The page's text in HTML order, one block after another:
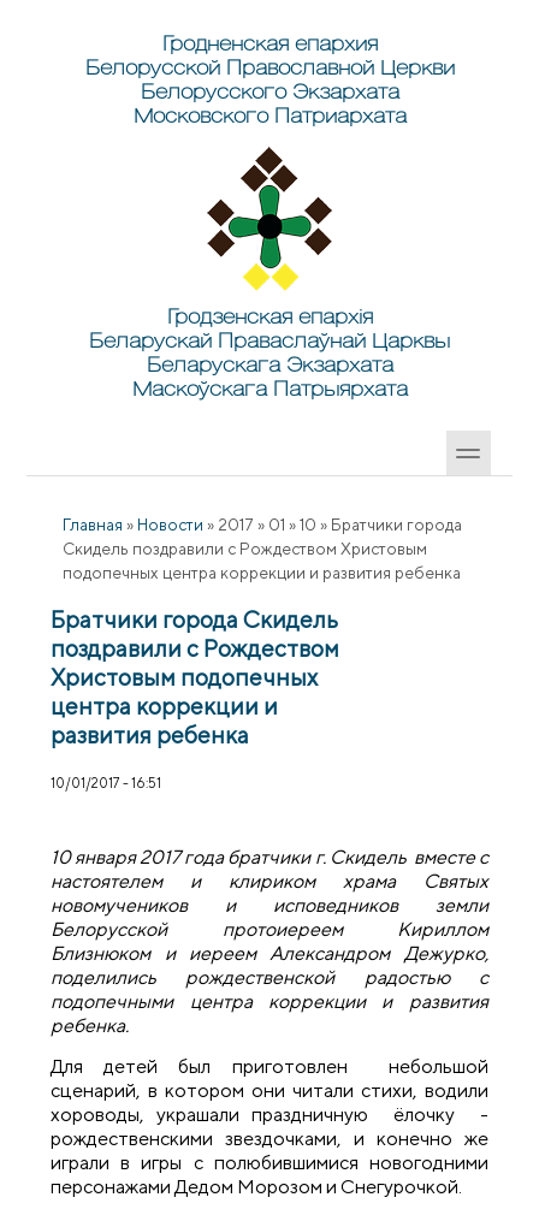
Гродненская епархия
Белорусской Православной Церкви
Белорусского Экзархата
Московского Патриархата
Гродзенская епархія
Беларускай Праваслаўнай Царквы
Беларускага Экзархата
Маскоўскага Патрыярхата
Главная » Новости » 2017 » 01 » 10 » Братчики города
Скидель поздравили с Рождеством Христовым
подопечных центра коррекции и развития ребенка
Братчики города Скидель
поздравили с Рождеством
Христовым подопечных
центра коррекции и
развития ребенка
10/01/2017 - 16:51
10 января 2017 года братчики г. Скидель вместе с
настоятелем и клириком храма Святых
новомучеников и исповедников земли
Белорусской протоиереем Кириллом
Близнюком и иереем Александром Дежурко,
поделились рождественской радостью с
подопечными центра коррекции и развития
ребенка.
Для детей был приготовлен небольшой
сценарий, в котором они читали стихи, водили
хороводы, украшали праздничную ёлочку -
рождественскими звездочками, и конечно же
играли в игры с полюбившимися новогодними
персонажами Дедом Морозом и Снегурочкой.